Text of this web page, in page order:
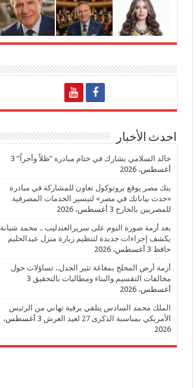
احدث الأخبار
خالد السلامي يشارك في ختام مبادرة “ظلاً وأجراً” 3
أغسطس، 2026
بنك مصر يوقع بروتوكول تعاون للمشاركة في مبادرة
«حدث بياناتك في مصر» لتيسير الخدمات المصرفية
للمصريين بالخارج 3 أغسطس، 2026
بعد أزمة صورة النوم على سريرالعندليب .. محمد شبانة
يكشف إجراءات جديدة لتنظيم زيارة منزل عبدالحليم
حافظ 3 أغسطس، 2026
أزمة أرض المحلج بمغاغة تثير الجدل.. تساؤلات حول
مخالفات التقسيم والبناء ومطالبات بالتحقيق 3
أغسطس، 2026
الملك محمد السادس يتلقي برقية تهاني من الرئيس
الأمريكي بمناسبة الذكرى 27 لعيد العرش
3 أغسطس،
2026